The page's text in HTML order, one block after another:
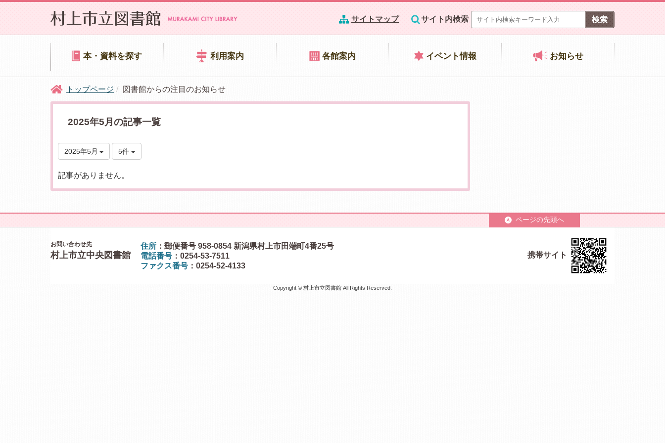
サイトマップ サイト内検索
本・資料を探す 利用案内 各館案内 イベント情報 お知らせ
トップページ 図書館からの注目のお知らせ
2025年5月の記事一覧
2025年5月 5件
記事がありません。
ページの先頭へ
お問い合わせ先
村上市立中央図書館
住所 ：郵便番号 958-0854 新潟県村上市田端町4番25号
電話番号 ：0254-53-7511
ファクス番号 ：0254-52-4133
携帯サイト
Copyright © 村上市立図書館 All Rights Reserved.